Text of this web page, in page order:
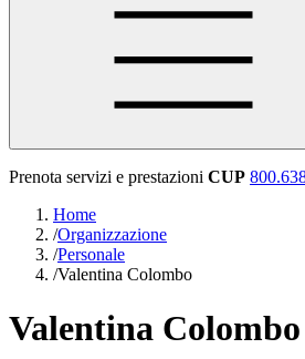
Prenota servizi e prestazioni CUP
Home
/Organizzazione
/Personale
/Valentina Colombo
Valentina Colombo